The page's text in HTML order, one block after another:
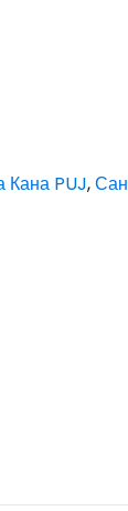
Кана PUJ,